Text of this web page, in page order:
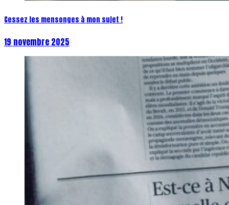
Cessez les mensonges à mon sujet !
19 novembre 2025